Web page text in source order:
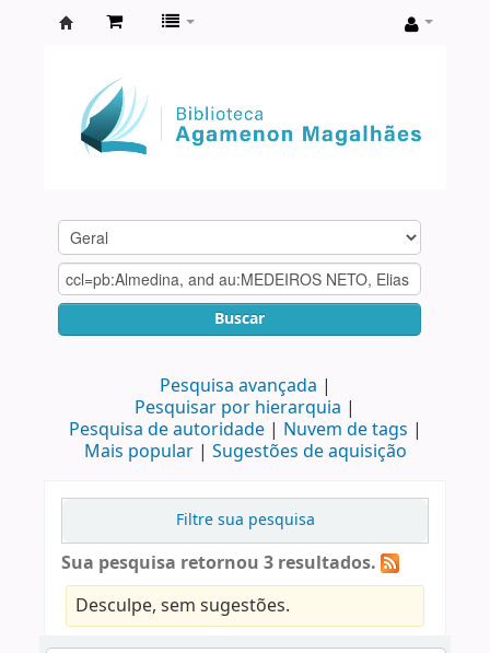
Agamenon
Magalhães
Buscar
Pesquisa avançada
Pesquisar por hierarquia
Pesquisa de autoridade
Nuvem de tags
Mais popular
Sugestões de aquisição
Filtre sua pesquisa
Sua pesquisa retornou 3 resultados.
Desculpe, sem sugestões.